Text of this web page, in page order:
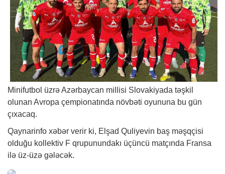
Minifutbol üzrə Azərbaycan millisi Slovakiyada təşkil
olunan Avropa çempionatında növbəti oyununa bu gün
çıxacaq.
Qaynarinfo xəbər verir ki, Elşad Quliyevin baş məşqçisi
olduğu kollektiv F qrupunundakı üçüncü matçında Fransa
ilə üz-üzə gələcək.